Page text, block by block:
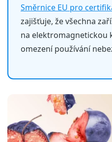
Směrnice EU pro
zajišťuje, že všechna
na elektromagnetickou
omezení používání